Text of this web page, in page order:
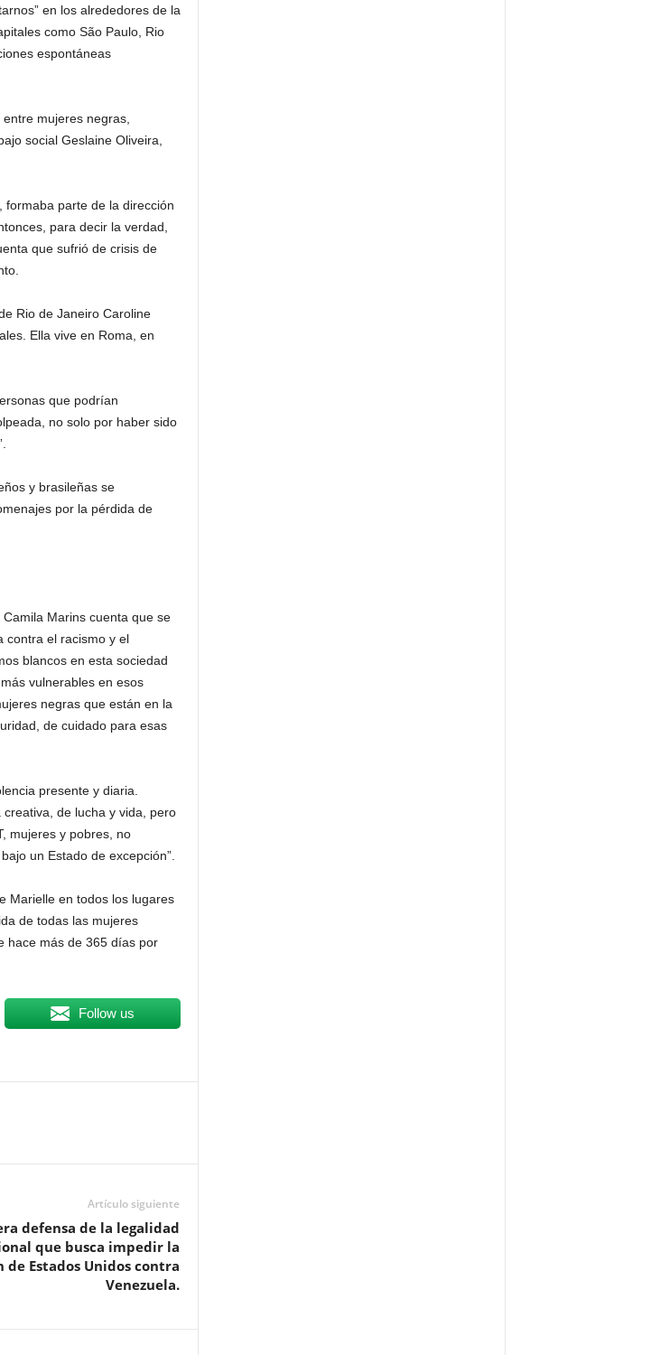
en los alrededores de la
como São Paulo, Rio
espontáneas
mujeres negras,
social Geslaine Oliveira,
formaba parte de la dirección
para decir la verdad,
que sufrió de crisis de
Rio de Janeiro Caroline
Ella vive en Roma, en
que podrían
no solo por haber sido
y brasileñas se
por la pérdida de
Marins cuenta que se
contra el racismo y el
blancos en esta sociedad
vulnerables en esos
negras que están en la
de cuidado para esas
presente y diaria.
de lucha y vida, pero
mujeres y pobres, no
un Estado de excepción”.
Marielle en todos los lugares
de todas las mujeres
hace más de 365 días por
Follow us
Artículo siguiente
defensa de la legalidad
que busca impedir la
de Estados Unidos contra
Venezuela.